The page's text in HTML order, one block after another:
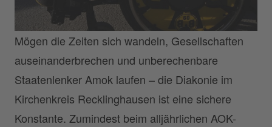
Mögen die Zeiten sich wandeln, Gesellschaften
auseinanderbrechen und unberechenbare
Staatenlenker Amok laufen – die Diakonie im
Kirchenkreis Recklinghausen ist eine sichere
Konstante. Zumindest beim alljährlichen AOK-